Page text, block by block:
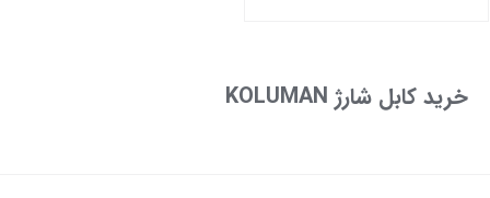
خرید کابل شارژ KOLUMAN